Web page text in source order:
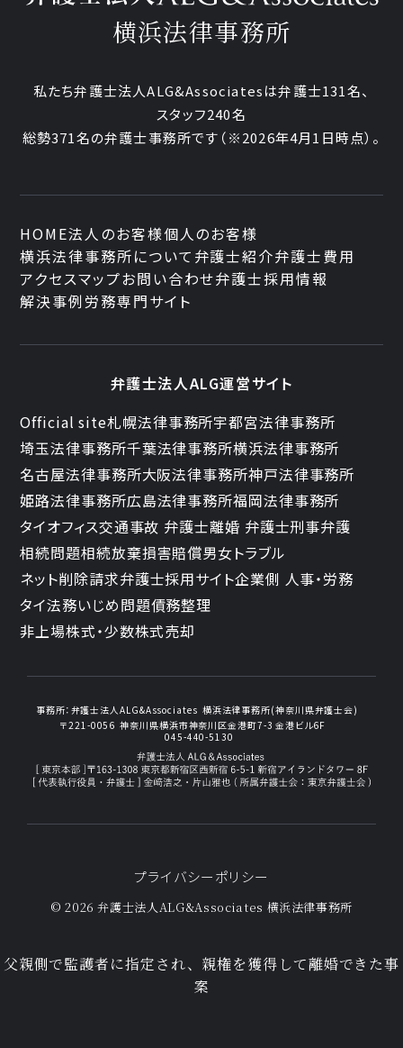
父親側で監護者に指定され、親権を獲得して離婚できた事
案
横浜法律事務所
私たち弁護士法人ALG&Associatesは弁護士131名、
スタッフ240名
総勢371名の弁護士事務所です （※2026年4月1日時点）。
HOME法人のお客様個人のお客様
横浜法律事務所について 弁護士紹介弁護士費用
アクセスマップお問い合わせ弁護士採用情報
解決事例労務専門サイト
弁護士法人ALG運営サイト
Official site札幌法律事務所宇都宮法律事務所
埼玉法律事務所千葉法律事務所横浜法律事務所
名古屋法律事務所大阪法律事務所神戸法律事務所
姫路法律事務所広島法律事務所福岡法律事務所
タイオフィス交通事故 弁護士離婚 弁護士刑事弁護
相続問題相続放棄損害賠償男女トラブル
ネット削除請求弁護士採用サイト企業側 人事・労務
タイ法務いじめ問題債務整理
非上場株式・少数株式売却
事務所： 弁護士法人ALG&Associates 横浜法律事務所(神奈川県弁護士会)
〒221-0056 神奈川県横浜市神奈川区金港町7-3金港ビル6F
045-440-5130
プライバシーポリシー
© 2026 弁護士法人ALG&Associates 横浜法律事務所